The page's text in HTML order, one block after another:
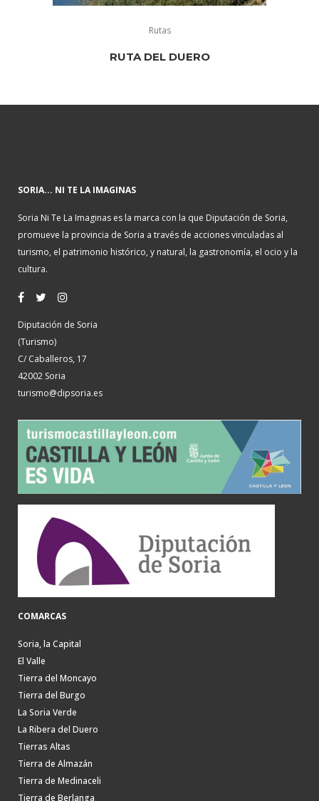
Rutas
RUTA DEL DUERO
SORIA... NI TE LA IMAGINAS
Soria Ni Te La Imaginas es la marca con la que Diputación de Soria,
promueve la provincia de Soria a través de acciones vinculadas al
turismo, el patrimonio histórico, y natural, la gastronomía, el ocio y la
cultura.
Diputación de Soria
(Turismo)
C/ Caballeros, 17
42002 Soria
turismo@dipsoria.es
COMARCAS
Soria, la Capital
El Valle
Tierra del Moncayo
Tierra del Burgo
La Soria Verde
La Ribera del Duero
Tierras Altas
Tierra de Almazán
Tierra de Medinaceli
Tierra de Berlanga